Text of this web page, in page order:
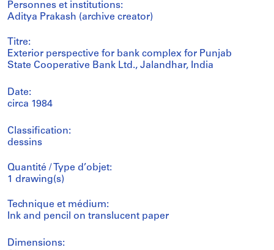
Personnes et institutions:
Aditya Prakash (archive creator)
Titre:
Exterior perspective for bank complex for Punjab
State Cooperative Bank Ltd., Jalandhar, India
Date:
circa 1984
Classification:
dessins
Quantité / Type d’objet:
1 drawing(s)
Technique et médium:
Ink and pencil on translucent paper
Dimensions: